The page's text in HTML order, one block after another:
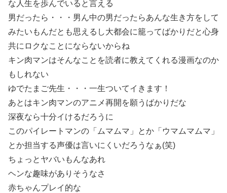
な人生を歩んでいると言える
男だったら・・・男ん中の男だったらあんな生き方をして
みたいもんだとも思えるし大都会に籠ってばかりだと心身
共にロクなことにならないからね
キン肉マンはそんなことを読者に教えてくれる漫画なのか
もしれない
ゆでたまご先生・・・一生ついてイきます！
あとはキン肉マンのアニメ再開を願うばかりだな
深夜なら十分イけるだろうに
このパイレートマンの「ムマムマ」とか「ウマムマムマ」
とか担当する声優は言いにくいだろうなぁ(笑)
ちょっとヤバいもんなあれ
ヘンな趣味がありそうなさ
赤ちゃんプレイ的な